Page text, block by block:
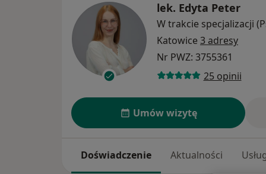
lek. Edyta Peter
W trakcie specjalizacji
Katowice 3 adresy
Nr PWZ: 3755361
25 opinii
Umów wizytę
Doświadczenie Aktualności